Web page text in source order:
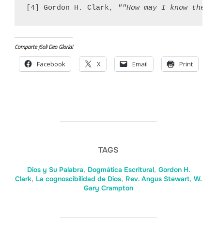
[4] Gordon H. Clark,
""How may I know the
Comparte ¡Soli Deo Gloria!
Facebook X Email Print
TAGS
Dios y Su Palabra, Dogmática Escritural, Gordon H.
Clark, La cognoscibilidad de Dios, Rev. Angus Stewart, W.
Gary Crampton